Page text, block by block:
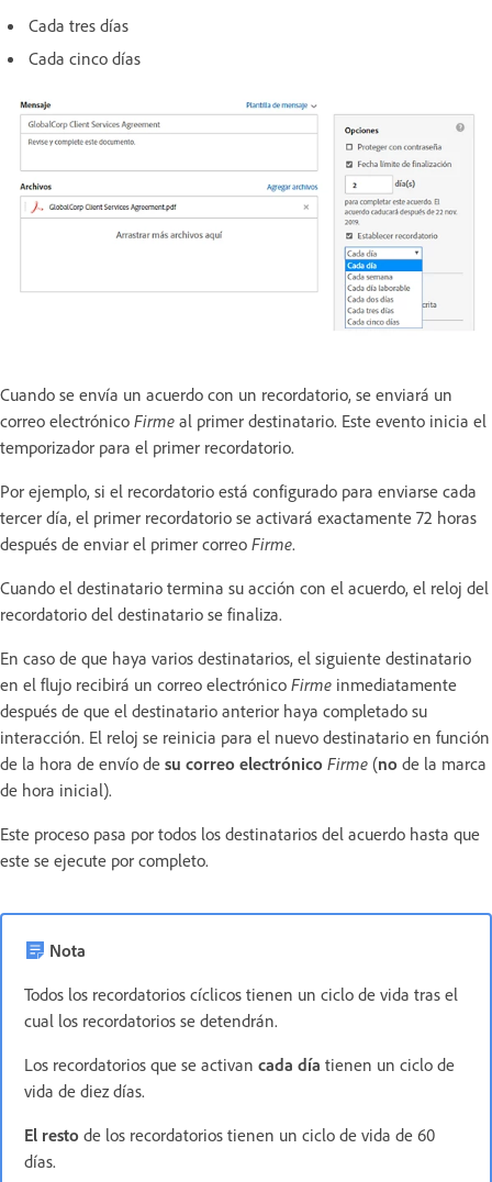
Cada tres días
Cada cinco días
Cuando se envía un acuerdo con un recordatorio, se enviará un
correo electrónico Firme al primer destinatario. Este evento inicia el
temporizador para el primer recordatorio.
Por ejemplo, si el recordatorio está configurado para enviarse cada
tercer día, el primer recordatorio se activará exactamente 72 horas
después de enviar el primer correo Firme.
Cuando el destinatario termina su acción con el acuerdo, el reloj del
recordatorio del destinatario se finaliza.
En caso de que haya varios destinatarios, el siguiente destinatario
en el flujo recibirá un correo electrónico Firme inmediatamente
después de que el destinatario anterior haya completado su
interacción. El reloj se reinicia para el nuevo destinatario en función
de la hora de envío de su correo electrónico Firme (no de la marca
de hora inicial).
Este proceso pasa por todos los destinatarios del acuerdo hasta que
este se ejecute por completo.
Nota
Todos los recordatorios cíclicos tienen un ciclo de vida tras el
cual los recordatorios se detendrán.
Los recordatorios que se activan cada día tienen un ciclo de
vida de diez días.
El resto de los recordatorios tienen un ciclo de vida de 60
días.